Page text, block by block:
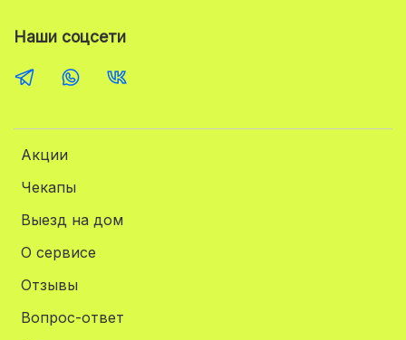
Акции
Чекапы
Выезд на дом
О сервисе
Отзывы
Вопрос-ответ
Наши соцсети